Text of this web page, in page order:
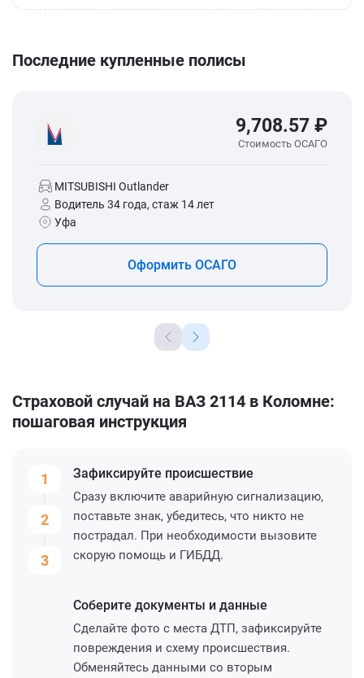
Последние купленные полисы
9,708.57 ₽
Стоимость ОСАГО
MITSUBISHI Outlander
Водитель 34 года, стаж 14 лет
Уфа
Оформить ОСАГО
Страховой случай на ВАЗ 2114 в Коломне:
пошаговая инструкция
1
2
3
Зафиксируйте происшествие
Сразу включите аварийную сигнализацию,
поставьте знак, убедитесь, что никто не
пострадал. При необходимости вызовите
скорую помощь и ГИБДД.
Соберите документы и данные
Сделайте фото с места ДТП, зафиксируйте
повреждения и схему происшествия.
Обменяйтесь данными со вторым